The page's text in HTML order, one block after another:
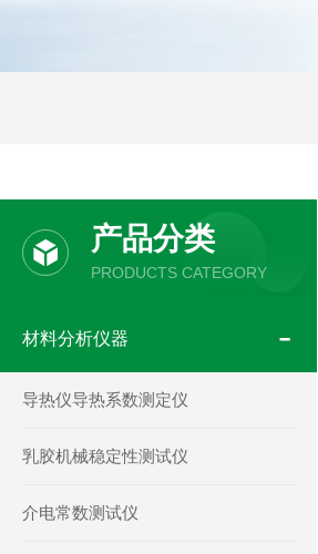
产品分类
PRODUCTS CATEGORY
材料分析仪器
导热仪导热系数测定仪
乳胶机械稳定性测试仪
介电常数测试仪